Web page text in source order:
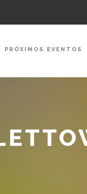
PRÓXIMOS EVENTOS